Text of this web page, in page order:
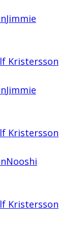
Jimmie
Kristersson
Jimmie
Kristersson
Nooshi
Kristersson